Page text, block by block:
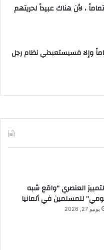
، لأن هناك عبيداً لحريتهم
وإلا فسيستعبدني نظام رجل
العنصري “واقع شبه
للمسلمين في ألمانيا
يونيو 27, 2026